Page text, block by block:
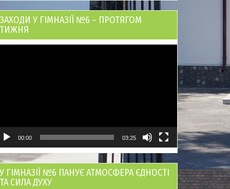
ЗАХОДИ У ГІМНАЗІЇ №6 – ПРОТЯГОМ
ТИЖНЯ
00:00 03:25
У ГІМНАЗІЇ №6 ПАНУЄ АТМОСФЕРА ЄДНОСТІ
ТА СИЛА ДУХУ